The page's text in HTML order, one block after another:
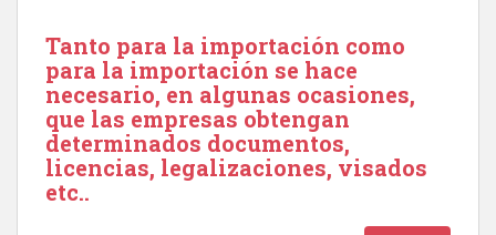
Tanto para la importación como
para la importación se hace
necesario, en algunas ocasiones,
que las empresas obtengan
determinados documentos,
licencias, legalizaciones, visados
etc..